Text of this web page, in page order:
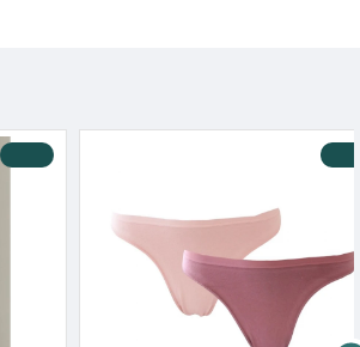
-10 % -10 %